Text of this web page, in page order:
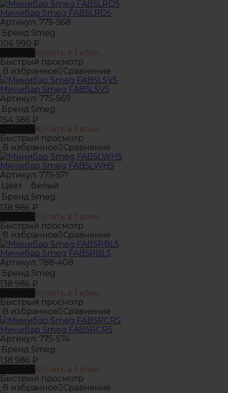
Минибар Smeg FAB5LRD5
Артикул: 775-568
Бренд Smeg
106 990 ₽
Купить в 1 клик
Быстрый просмотр
В избранное
Сравнение
Минибар Smeg FAB5LSV5
Артикул: 775-569
Бренд Smeg
154 386 ₽
Купить в 1 клик
Быстрый просмотр
В избранное
Сравнение
Минибар Smeg FAB5LWH5
Артикул: 775-571
Цвет
белый
Бренд Smeg
138 986 ₽
Купить в 1 клик
Быстрый просмотр
В избранное
Сравнение
Минибар Smeg FAB5RBL5
Артикул: 788-408
Бренд Smeg
138 986 ₽
Купить в 1 клик
Быстрый просмотр
В избранное
Сравнение
Минибар Smeg FAB5RCR5
Артикул: 775-574
Бренд Smeg
138 986 ₽
Купить в 1 клик
Быстрый просмотр
В избранное
Сравнение